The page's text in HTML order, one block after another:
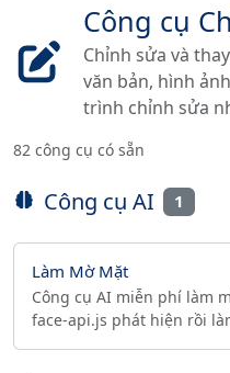
Công cụ
Chỉnh sửa và
văn bản, hình
trình chỉnh sửa
82 công cụ có sẵn
Công cụ AI 1
Làm Mờ Mặt
Công cụ AI miễn phí làm
face-api.js phát hiện rồi